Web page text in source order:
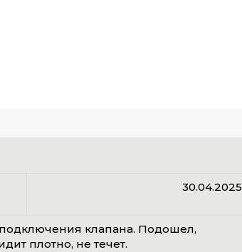
30.04.2025
клапана. Подошел,
плотно, не течет.